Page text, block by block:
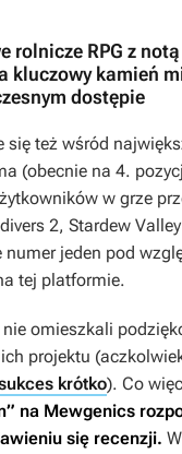
rolnicze RPG z
kluczowy kamień
dostępie
się też wśród
(obecnie na 4.
w grze
2, Stardew Valley
jeden pod
tej platformie.
omieszkali
projektu
krótko). Co
na Mewgenics
się recenzji.